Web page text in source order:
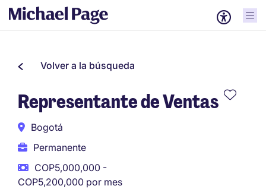
Volver a la búsqueda
Representante de Ventas
Bogotá
Permanente
COP5,000,000 -
COP5,200,000 por mes